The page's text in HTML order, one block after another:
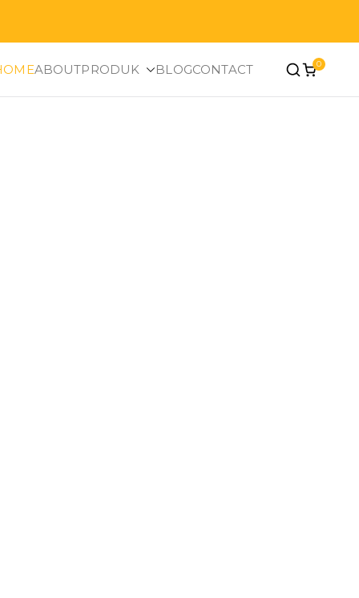
ABOUTPRODUK BLOGCONTACT 0